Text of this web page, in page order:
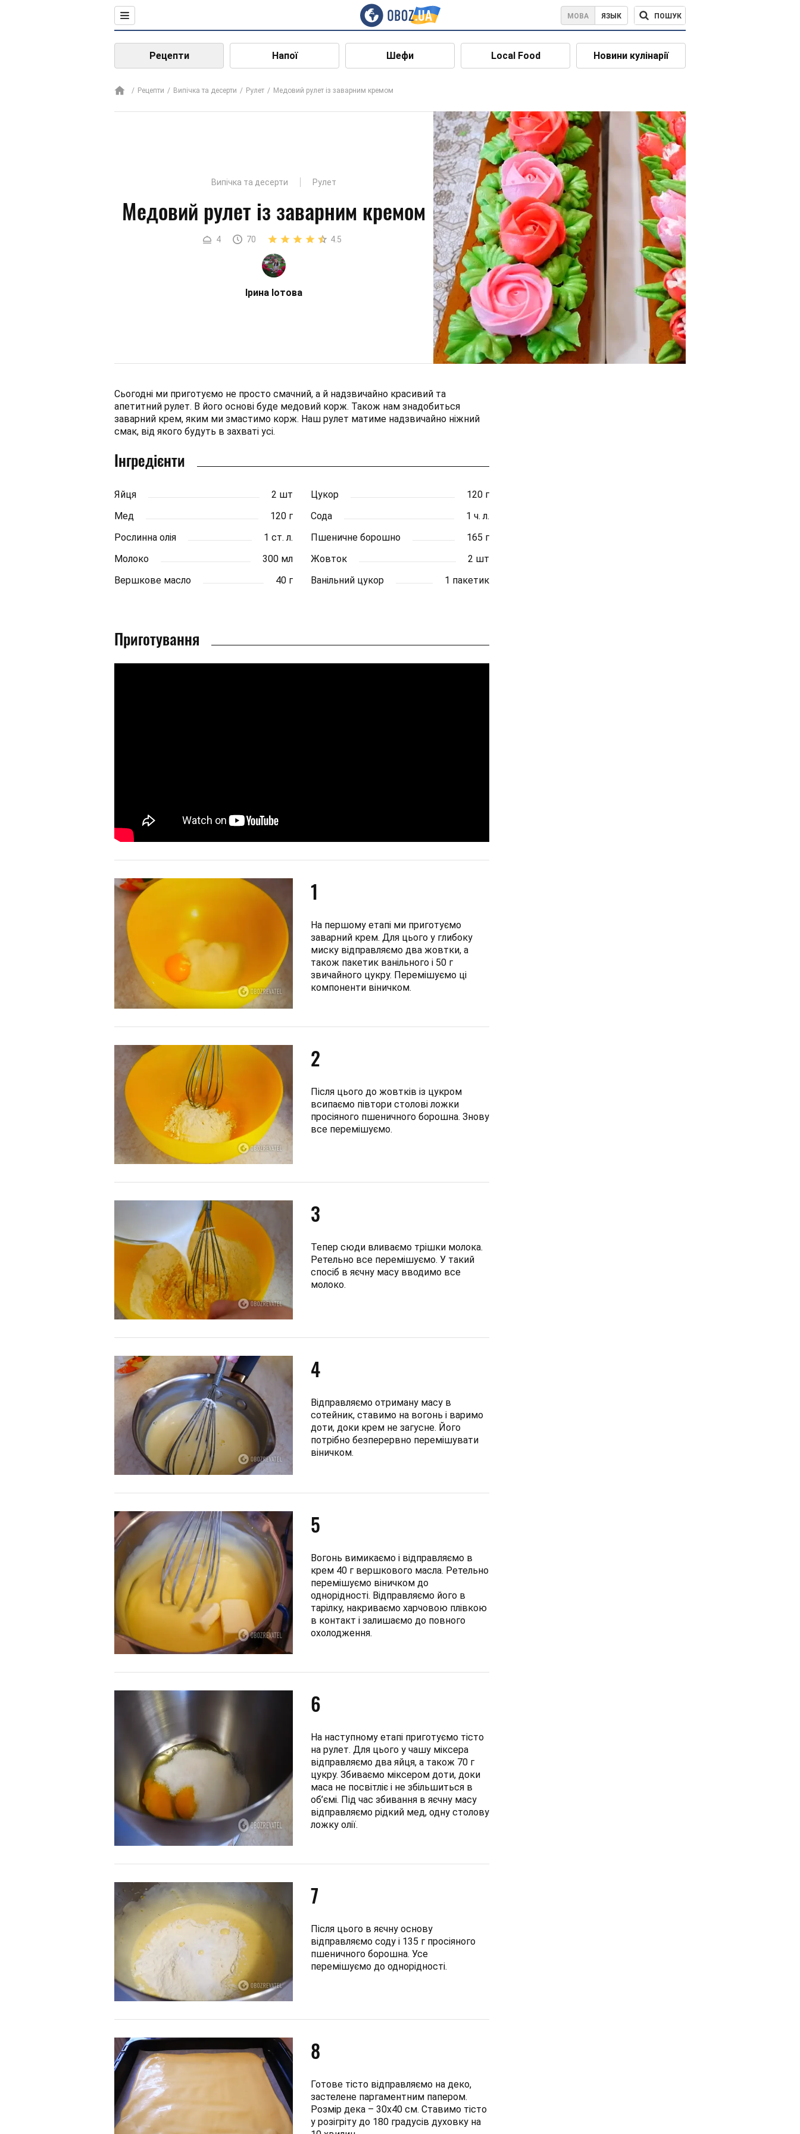
МОВА ЯЗЫК ПОШУК
Рецепти Напої Шефи Local Food Новини кулінарії
Рецепти Випічка та десерти Рулет Медовий рулет із заварним кремом
Випічка та десерти Рулет
Медовий рулет із заварним кремом
4 70 4.5
Ірина Іотова
Сьогодні ми приготуємо не просто смачний, а й надзвичайно красивий та
апетитний рулет. В його основі буде медовий корж. Також нам знадобиться
заварний крем, яким ми змастимо корж. Наш рулет матиме надзвичайно ніжний
смак, від якого будуть в захваті усі.
Інгредієнти
Яйця 2 шт Цукор
120 г
Мед
120 г Сода
1 ч. л.
Рослинна олія
1 ст. л. Пшеничне борошно
165 г
Молоко
300 мл Жовток
2 шт
Вершкове масло
40 г Ванільний цукор 1 пакетик
Приготування
1
На першому етапі ми приготуємо
заварний крем. Для цього у глибоку
миску відправляємо два жовтки, а
також пакетик ванільного і 50 г
звичайного цукру. Перемішуємо ці
компоненти віничком.
2
Після цього до жовтків із цукром
всипаємо півтори столові ложки
просіяного пшеничного борошна. Знову
все перемішуємо.
3
Тепер сюди вливаємо трішки молока.
Ретельно все перемішуємо. У такий
спосіб в яєчну масу вводимо все
молоко.
4
Відправляємо отриману масу в
сотейник, ставимо на вогонь і варимо
доти, доки крем не загусне. Його
потрібно безперервно перемішувати
віничком.
5
Вогонь вимикаємо і відправляємо в
крем 40 г вершкового масла. Ретельно
перемішуємо віничком до
однорідності. Відправляємо його в
тарілку, накриваємо харчовою плівкою
в контакт і залишаємо до повного
охолодження.
6
На наступному етапі приготуємо тісто
на рулет. Для цього у чашу міксера
відправляємо два яйця, а також 70 г
цукру. Збиваємо міксером доти, доки
маса не посвітліє і не збільшиться в
об’ємі. Під час збивання в яєчну масу
відправляємо рідкий мед, одну столову
ложку олії.
7
Після цього в яєчну основу
відправляємо соду і 135 г просіяного
пшеничного борошна. Усе
перемішуємо до однорідності.
8
Готове тісто відправляємо на деко,
застелене паргаментним папером.
Розмір дека – 30х40 см. Ставимо тісто
у розігріту до 180 градусів духовку на